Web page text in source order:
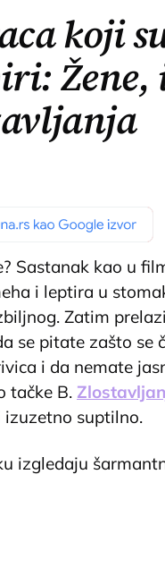
koji
Žene,
Sastanak kao u
i leptira u
Zatim
se pitate zašto se
i da nemate
tačke B.
suptilno.
izgledaju20o C